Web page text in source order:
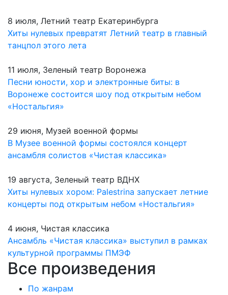
8 июля, Летний театр Екатеринбурга
Хиты нулевых превратят Летний театр в главный
танцпол этого лета
11 июля, Зеленый театр Воронежа
Песни юности, хор и электронные биты: в
Воронеже состоится шоу под открытым небом
«Ностальгия»
29 июня, Музей военной формы
В Музее военной формы состоялся концерт
ансамбля солистов «Чистая классика»
19 августа, Зеленый театр ВДНХ
Хиты нулевых хором: Palestrina запускает летние
концерты под открытым небом «Ностальгия»
4 июня, Чистая классика
Ансамбль «Чистая классика» выступил в рамках
культурной программы ПМЭФ
Все произведения
По жанрам